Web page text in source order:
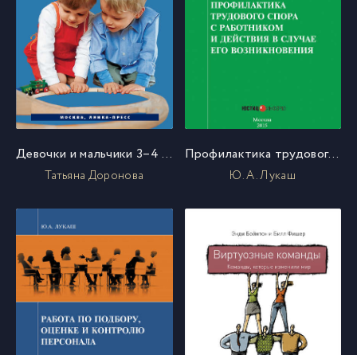
Девочки и мальчики 3–4 лет в семье и детском саду
Татьяна Доронова
Профилактика трудового спора с работником и действия в случае его возникновения
Ю. А. Лукаш